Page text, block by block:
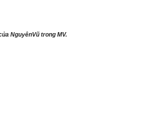
NguyênVũ trong MV.